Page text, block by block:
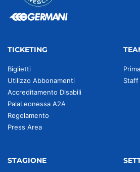
TICKETING
Biglietti
Utilizzo Abbonamenti
Accreditamento Disabili
PalaLeonessa A2A
Regolamento
Press Area
Staff
STAGIONE